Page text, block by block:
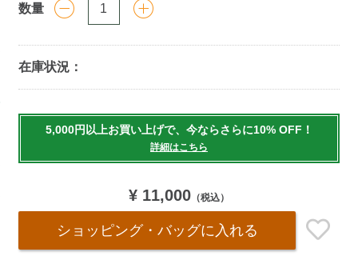
数量
在庫状況：
to
5,000円以上お買い上げで、今ならさらに10% OFF！
詳細はこちら
¥ 11,000 （税込）
ショッピング・バッグに入れる